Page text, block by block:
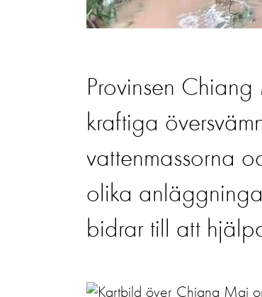
Provinsen
kraftiga
vattenmassorna
olika
bidrar till att